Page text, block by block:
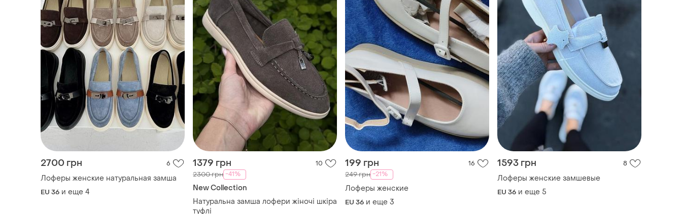
2700 грн 6
Лоферы женские натуральная замша
EU 36 и еще 4
1379 грн 10
2300 грн -41%
New Collection
Натуральна замша лофери жіночі шкіра
туфлі
199 грн 16
249 грн -21%
Лоферы женские
EU 36 и еще 3
1593 грн 8
Лоферы женские замшевые
EU 36 и еще 5